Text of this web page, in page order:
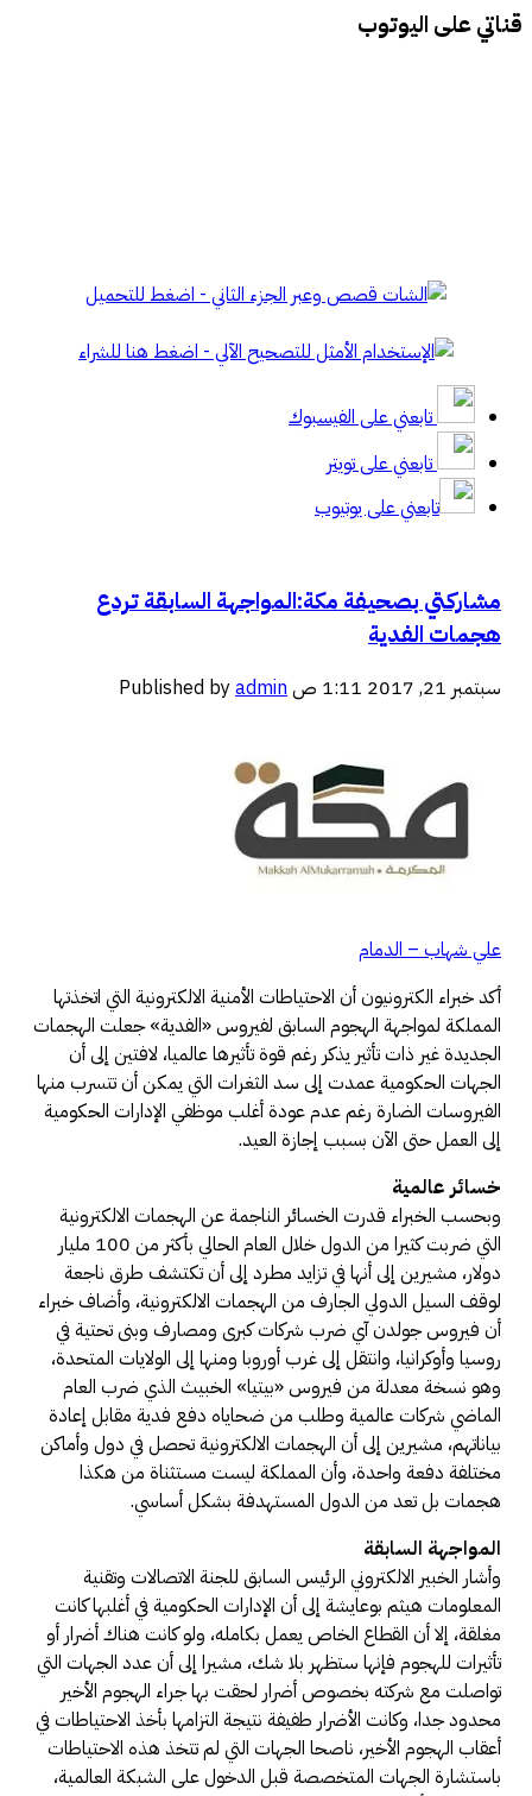
قناتي على اليوتوب
تابعني على الفيسبوك
تابعني على تويتر
تابعني على يوتيوب
مشاركتي بصحيفة مكة:المواجهة السابقة تردع
هجمات الفدية
سبتمبر 21, 2017 1:11 ص Published byadmin
علي شهاب – الدمام
أكد خبراء الكترونيون أن الاحتياطات الأمنية الالكترونية التي اتخذتها
المملكة لمواجهة الهجوم السابق لفيروس «الفدية» جعلت الهجمات
الجديدة غير ذات تأثير يذكر رغم قوة تأثيرها عالميا، لافتين إلى أن
الجهات الحكومية عمدت إلى سد الثغرات التي يمكن أن تتسرب منها
الفيروسات الضارة رغم عدم عودة أغلب موظفي الإدارات الحكومية
إلى العمل حتى الآن بسبب إجازة العيد.
خسائر عالمية
وبحسب الخبراء قدرت الخسائر الناجمة عن الهجمات الالكترونية
التي ضربت كثيرا من الدول خلال العام الحالي بأكثر من 100 مليار
دولار، مشيرين إلى أنها في تزايد مطرد إلى أن تكتشف طرق ناجعة
لوقف السيل الدولي الجارف من الهجمات الالكترونية، وأضاف خبراء
أن فيروس جولدن آي ضرب شركات كبرى ومصارف وبنى تحتية في
روسيا وأوكرانيا، وانتقل إلى غرب أوروبا ومنها إلى الولايات المتحدة،
وهو نسخة معدلة من فيروس «بيتيا» الخبيث الذي ضرب العام
الماضي شركات عالمية وطلب من ضحاياه دفع فدية مقابل إعادة
بياناتهم، مشيرين إلى أن الهجمات الالكترونية تحصل في دول وأماكن
مختلفة دفعة واحدة، وأن المملكة ليست مستثناة من هكذا
هجمات بل تعد من الدول المستهدفة بشكل أساسي.
المواجهة السابقة
وأشار الخبير الالكتروني الرئيس السابق للجنة الاتصالات وتقنية
المعلومات هيثم بوعايشة إلى أن الإدارات الحكومية في أغلبها كانت
مغلقة، إلا أن القطاع الخاص يعمل بكامله، ولو كانت هناك أضرار أو
تأثيرات للهجوم فإنها ستظهر بلا شك، مشيرا إلى أن عدد الجهات التي
تواصلت مع شركته بخصوص أضرار لحقت بها جراء الهجوم الأخير
محدود جدا، وكانت الأضرار طفيفة نتيجة التزامها بأخذ الاحتياطات في
أعقاب الهجوم الأخير، ناصحا الجهات التي لم تتخذ هذه الاحتياطات
باستشارة الجهات المتخصصة قبل الدخول على الشبكة العالمية،